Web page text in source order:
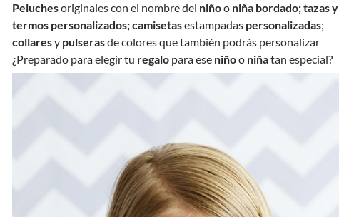
Peluchesoriginales con el nombre del niñoo niña bordado;tazas y
termos personalizados;camisetasestampadas personalizadas;
collaresy pulserasde colores que también podrás personalizar
¿Preparado para elegir tu regalo para ese niñoo niñatan especial?